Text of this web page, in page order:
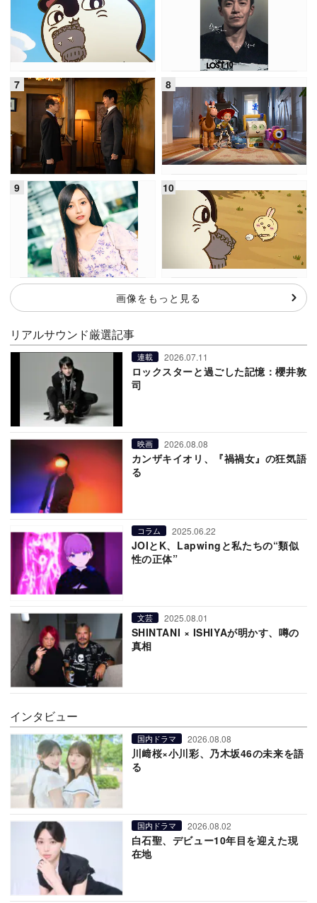
画像をもっと見る
リアルサウンド厳選記事
連載 2026.07.11
ロックスターと過ごした記憶：櫻井敦
司
映画 2026.08.08
カンザキイオリ、『禍禍女』の狂気語
る
コラム 2025.06.22
JOIとK、Lapwingと私たちの“類似
性の正体”
文芸 2025.08.01
SHINTANI × ISHIYAが明かす、噂の
真相
インタビュー
国内ドラマ 2026.08.08
川﨑桜×小川彩、乃木坂46の未来を語
る
国内ドラマ 2026.08.02
白石聖、デビュー10年目を迎えた現
在地